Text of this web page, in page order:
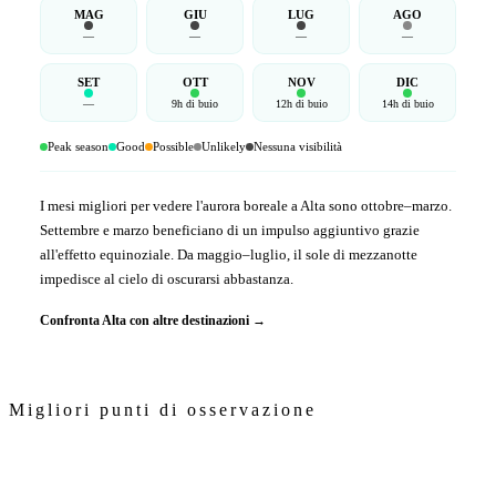
MAG
—
GIU
—
LUG
—
AGO
—
SET
—
OTT
9h di buio
NOV
12h di buio
DIC
14h di buio
Peak season Good Possible Unlikely Nessuna visibilità
I mesi migliori per vedere l'aurora boreale a Alta sono ottobre–marzo.
Settembre e marzo beneficiano di un impulso aggiuntivo grazie
all'effetto equinoziale. Da maggio–luglio, il sole di mezzanotte
impedisce al cielo di oscurarsi abbastanza.
Confronta Alta con altre destinazioni →
Migliori punti di osservazione